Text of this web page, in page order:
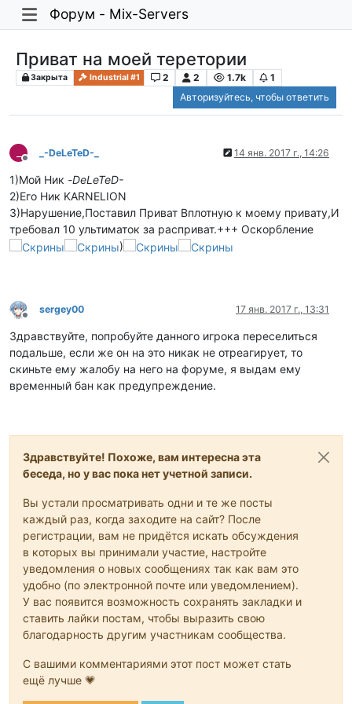
Форум - Mix-Servers
Приват на моей теретории
Закрыта Industrial #1 2 2 1.7k
1
Авторизуйтесь, чтобы ответить
Не в сети
_-DeLeTeD-_ 14 янв. 2017 г., 14:26
1)Мой Ник -DeLeTeD-
2)Его Ник KARNELION
3)Нарушение,Поставил Приват Вплотную к моему привату,И
требовал 10 ультиматок за расприват.+++ Оскорбление
)
Не в сети
sergey00 17 янв. 2017 г., 13:31
Здравствуйте, попробуйте данного игрока переселиться
подальше, если же он на это никак не отреагирует, то
скиньте ему жалобу на него на форуме, я выдам ему
временный бан как предупреждение.
Здравствуйте! Похоже, вам интересна эта
беседа, но у вас пока нет учетной записи.
Вы устали просматривать одни и те же посты
каждый раз, когда заходите на сайт? После
регистрации, вам не придётся искать обсуждения
в которых вы принимали участие, настройте
уведомления о новых сообщениях так как вам это
удобно (по электронной почте или уведомлением).
У вас появится возможность сохранять закладки и
ставить лайки постам, чтобы выразить свою
благодарность другим участникам сообщества.
С вашими комментариями этот пост может стать
ещё лучше 💗